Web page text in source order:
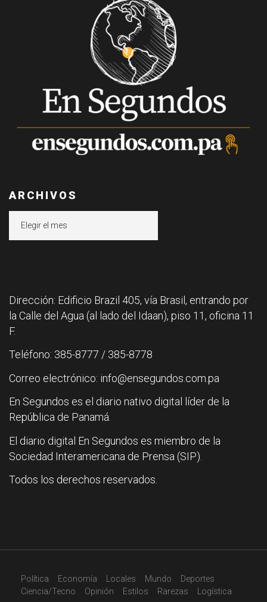
ARCHIVOS
Dirección: Edificio Brazil 405, vía Brasil, entrando por
la Calle del Agua (al lado del Idaan), piso 11, oficina 11
F.
Teléfono: 385-8777 / 385-8778
Correo electrónico: info@ensegundos.com.pa
En Segundos es el diario nativo digital líder de la
República de Panamá.
El diario digital En Segundos es miembro de la
Sociedad Interamericana de Prensa (SIP).
Todos los derechos reservados.
Política Economía Locales Mundo
Deportes
Ciencia/Tecno
Opinión Estilos Rarezas Logística